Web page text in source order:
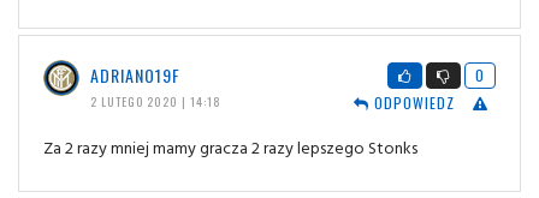
ADRIANO19F
2 LUTEGO 2020 | 14:18
0
ODPOWIEDZ
Za 2 razy mniej mamy gracza 2 razy lepszego Stonks